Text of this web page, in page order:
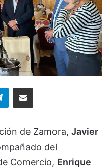
TelegramCompartir via Email
de Zamora, Javier
del
Comercio, Enrique